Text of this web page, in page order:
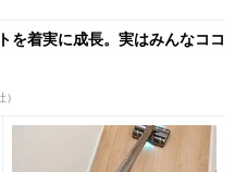
を着実に成長。実はみんなココ